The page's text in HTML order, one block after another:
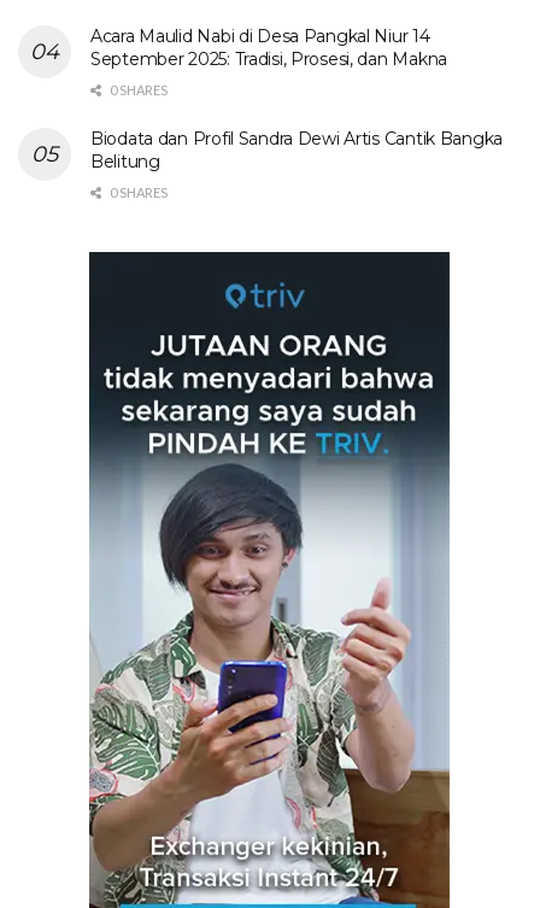
Acara Maulid Nabi di Desa Pangkal Niur 14
September 2025: Tradisi, Prosesi, dan Makna
0 SHARES
Biodata dan Profil Sandra Dewi Artis Cantik Bangka
Belitung
0 SHARES